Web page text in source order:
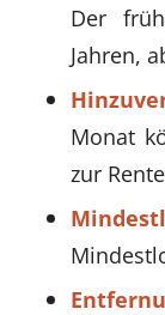
Der
Jahren,
Monat
zur